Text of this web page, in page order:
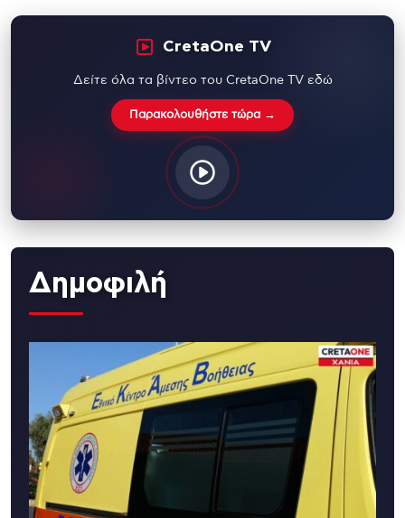
CretaOne TV
Δείτε όλα τα βίντεο του CretaOne TV εδώ
Παρακολουθήστε τώρα →
Δημοφιλή